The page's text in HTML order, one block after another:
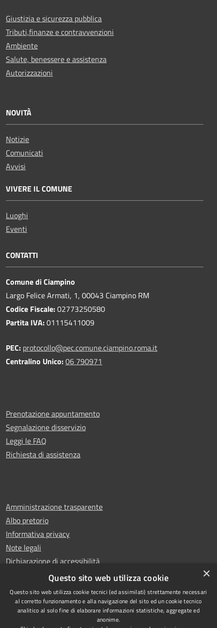
Giustizia e sicurezza pubblica
Tributi,finanze e contravvenzioni
Ambiente
Salute, benessere e assistenza
Autorizzazioni
NOVITÀ
Notizie
Comunicati
Avvisi
VIVERE IL COMUNE
Luoghi
Eventi
CONTATTI
Comune di Ciampino
Largo Felice Armati, 1, 00043 Ciampino RM
Codice Fiscale:02773250580
Partita IVA:01115411009
PEC: protocollo@pec.comune.ciampino.roma.it
Centralino Unico:06 790971
Prenotazione appuntamento
Segnalazione disservizio
Leggi le FAQ
Richiesta di assistenza
Amministrazione trasparente
Albo pretorio
Informativa privacy
Note legali
Dichiarazione di accessibilità
Whistleblowing
×
Questo sito web utilizza cookie
Questo sito web utilizza cookie tecnici (ed assimilati) strettamente necessari
al corretto funzionamento e alla navigazione del sito ed un cookie tecnico
analitico al solo fine di elaborare informazioni statistiche, aggregate ed
anonime.